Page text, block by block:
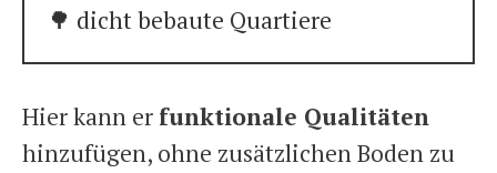
🌳 dicht bebaute Quartiere
Hier kann er funktionale Qualitäten
hinzufügen, ohne zusätzlichen Boden zu